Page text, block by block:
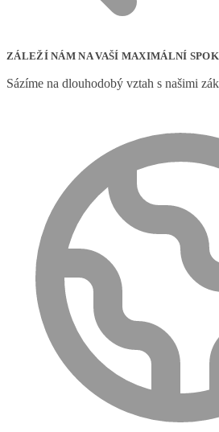
ZÁLEŽÍ NÁM NA VAŠÍ MAXIMÁLNÍ
Sázíme na dlouhodobý vztah s našimi